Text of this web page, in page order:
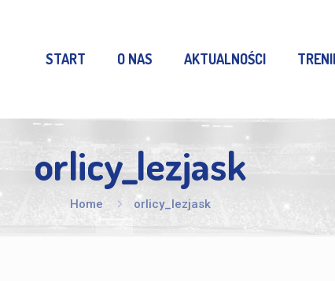
START O NAS AKTUALNOŚCI
orlicy_lezjask
Home orlicy_lezjask